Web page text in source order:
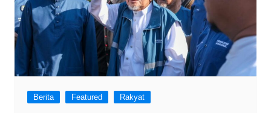
Berita Featured Rakyat